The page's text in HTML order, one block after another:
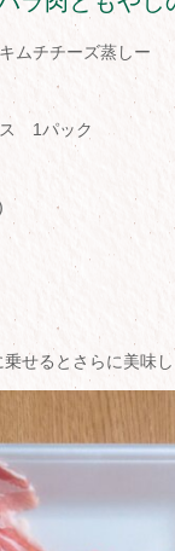
ムチチーズ蒸しー
ス 1パック
せるとさらに美味